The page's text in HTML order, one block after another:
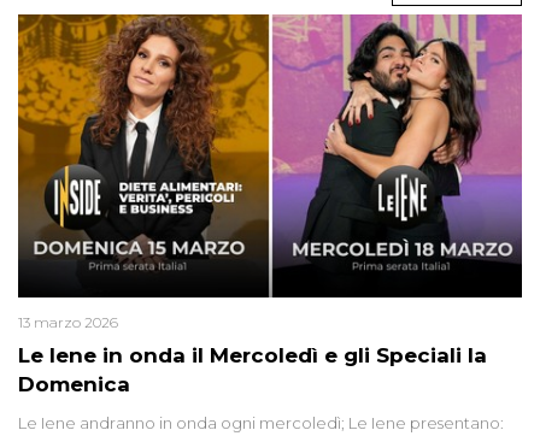
Le Iene in onda il Mercoledì e gli Speciali la
Domenica
13 marzo 2026
Le Iene andranno in onda ogni mercoledì; Le Iene presentano: